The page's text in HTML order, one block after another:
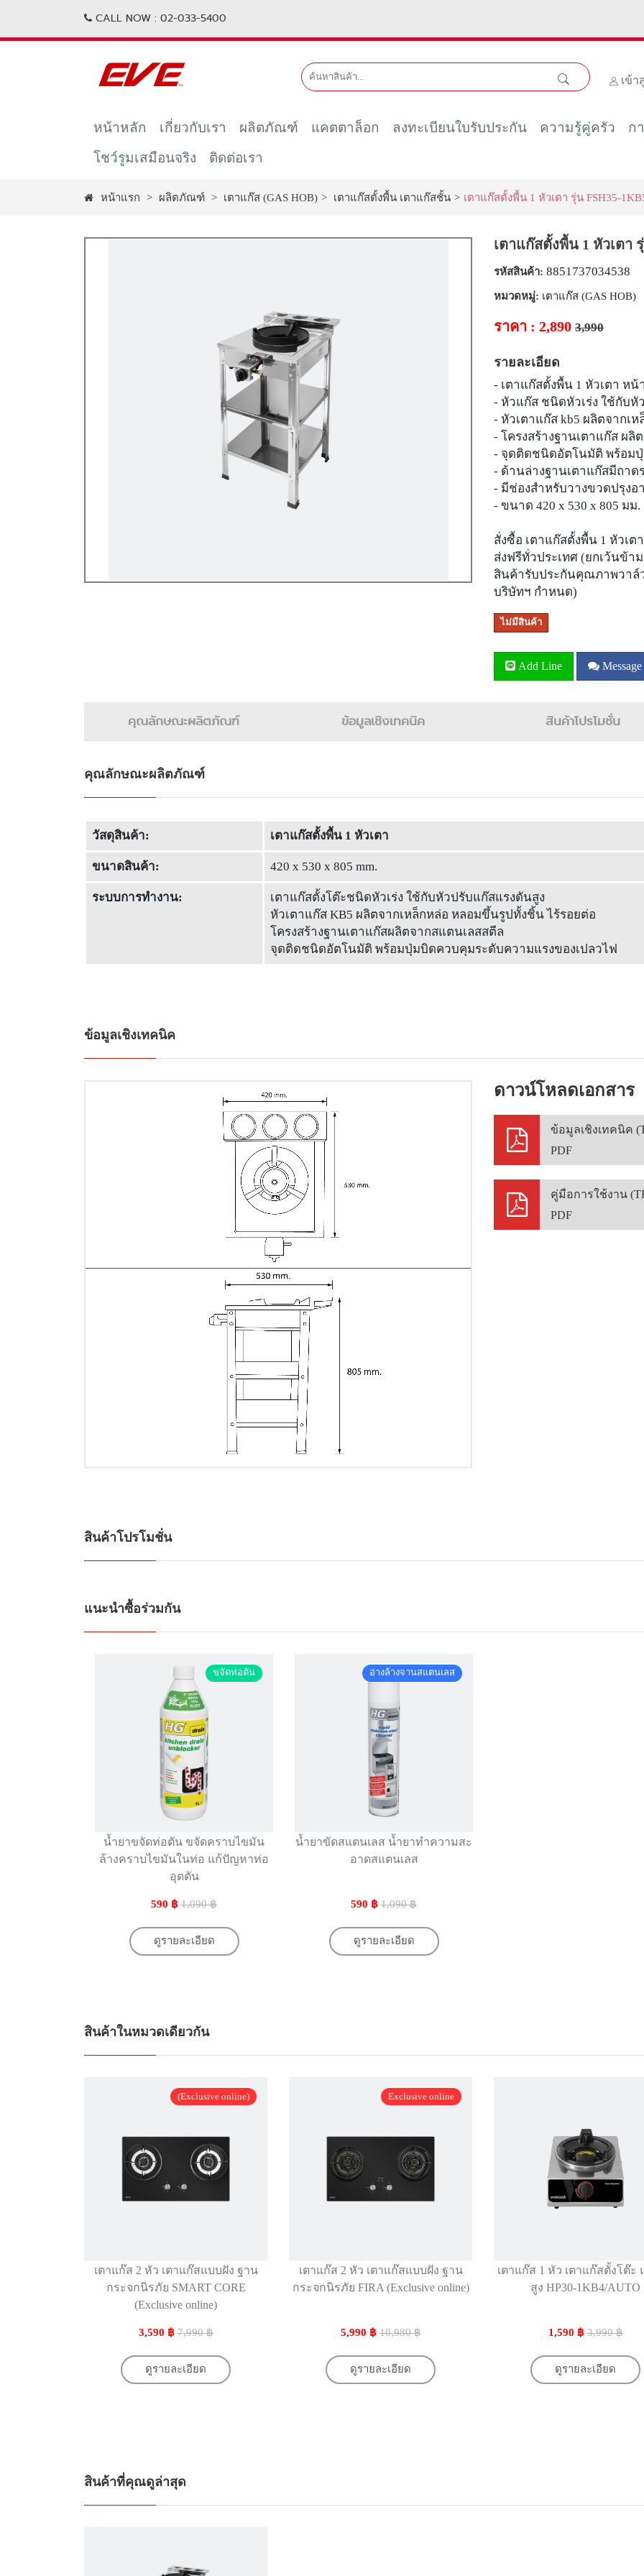
CALL NOW : 02-033-5400
เข้า
หน้าหลัก เกี่ยวกับเรา ผลิตภัณฑ์ แคตตาล็อก ลงทะเบียนใบรับประกัน ความรู้คู่ครัว ก
โชว์รูมเสมือนจริง
ติดต่อเรา
หน้าแรก > ผลิตภัณฑ์ > เตาแก๊ส (GAS HOB) > เตาแก๊สตั้งพื้น เตาแก๊สชั้น > เตาแก๊สตั้งพื้น 1 หัวเตา รุ่น FSH35-
เตาแก๊สตั้งพื้น 1 หัวเตา
รหัสสินค้า: 8851737034538
หมวดหมู่: เตาแก๊ส (GAS HOB)
ราคา : 2,890 3,990
รายละเอียด
- เตาแก๊สตั้งพื้น 1 หัวเตา หน้
- หัวแก๊ส ชนิดหัวเร่ง ใช้กับ
- หัวเตาแก๊ส kb5 ผลิตจากเ
- โครงสร้างฐานเตาแก๊ส ผ
- จุดติดชนิดอัตโนมัติ พร้อม
- ด้านล่างฐานเตาแก๊สมีถาด
- มีช่องสำหรับวางขวดปรุงอ
- ขนาด 420 x 530 x 805 มม.
สั่งซื้อ เตาแก๊สตั้งพื้น 1 หัวเต
ส่งฟรีทั่วประเทศ (ยกเว้นข้าม
สินค้ารับประกันคุณภาพวาล์
บริษัทฯ กำหนด)
ไม่มีสินค้า
Add Line Message
คุณลักษณะผลิตภัณฑ์ ข้อมูลเชิงเทคนิค สินค้าโปรโมชั่น
คุณลักษณะผลิตภัณฑ์
วัสดุสินค้า: เตาแก๊สตั้งพื้น 1 หัวเตา
ขนาดสินค้า: 420 x 530 x 805 mm.
ระบบการทำงาน:
เตาแก๊สตั้งโต๊ะชนิดหัวเร่ง ใช้กับหัวปรับแก๊สแรงดันสูง
หัวเตาแก๊ส KB5 ผลิตจากเหล็กหล่อ หลอมขึ้นรูปทั้งชิ้น ไร้รอยต่อ
โครงสร้างฐานเตาแก๊สผลิตจากสแตนเลสสตีล
จุดติดชนิดอัตโนมัติ พร้อมปุ่มบิดควบคุมระดับความแรงของเปลวไฟ
ข้อมูลเชิงเทคนิค
ดาวน์โหลดเอกสาร
ข้อมูลเชิงเทคนิค
PDF
คู่มือการใช้งาน
PDF
สินค้าโปรโมชั่น
แนะนำซื้อร่วมกัน
ขจัดท่อตัน
น้ำยาขจัดท่อตัน ขจัดคราบไขมัน
ล้างคราบไขมันในท่อ แก้ปัญหาท่อ
อุดตัน
590 ฿ 1,090 ฿
ดูรายละเอียด
อ่างล้างจานสแตนเลส
น้ำยาขัดสแตนเลส น้ำยาทำความสะ
อาดสแตนเลส
590 ฿ 1,090 ฿
ดูรายละเอียด
สินค้าในหมวดเดียวกัน
(Exclusive online)
เตาแก๊ส 2 หัว เตาแก๊สแบบฝัง ฐาน
กระจกนิรภัย SMART CORE
(Exclusive online)
3,590 ฿ 7,990 ฿
ดูรายละเอียด
Exclusive online
เตาแก๊ส 2 หัว เตาแก๊สแบบฝัง ฐาน
กระจกนิรภัย FIRA (Exclusive online)
5,990 ฿ 10,980 ฿
ดูรายละเอียด
เตาแก๊ส 1 หัว เตาแก๊สตั้งโต๊ะ
สูง HP30-1KB4/AUTO
1,590 ฿ 3,990 ฿
ดูรายละเอียด
สินค้าที่คุณดูล่าสุด